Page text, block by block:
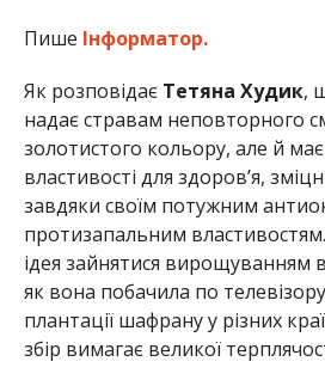
Пише Інформатор.
Як розповідає Тетяна Худик,
надає стравам неповторного
золотистого кольору, але й має
властивості для здоров’я,
завдяки своїм потужним
протизапальним
ідея зайнятися вирощуванням
як вона побачила по
плантації шафрану у різних
збір вимагає великої